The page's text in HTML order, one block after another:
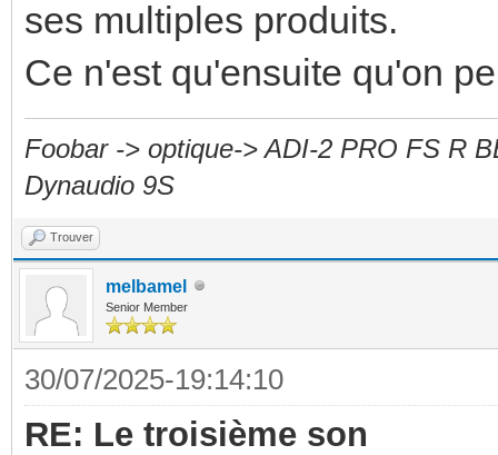
ses multiples produits.
Ce n'est qu'ensuite qu'on
Foobar -> optique-> ADI-2 PRO FS R
Dynaudio 9S
Trouver
melbamel
Senior Member
30/07/2025-19:14:10
RE: Le troisième son